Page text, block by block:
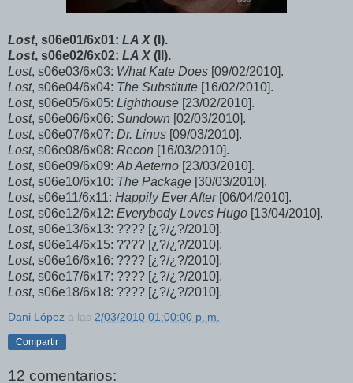
Lost, s06e01/6x01: LA X (I).
Lost, s06e02/6x02: LA X (II).
Lost, s06e03/6x03: What Kate Does [09/02/2010].
Lost, s06e04/6x04: The Substitute [16/02/2010].
Lost, s06e05/6x05: Lighthouse [23/02/2010].
Lost, s06e06/6x06: Sundown [02/03/2010].
Lost, s06e07/6x07: Dr. Linus [09/03/2010].
Lost, s06e08/6x08: Recon [16/03/2010].
Lost, s06e09/6x09: Ab Aeterno [23/03/2010].
Lost, s06e10/6x10: The Package [30/03/2010].
Lost, s06e11/6x11: Happily Ever After[06/04/2010].
Lost, s06e12/6x12: Everybody Loves Hugo [13/04/2010].
Lost, s06e13/6x13: ???? [¿?/¿?/2010].
Lost, s06e14/6x15: ???? [¿?/¿?/2010].
Lost, s06e16/6x16: ???? [¿?/¿?/2010].
Lost, s06e17/6x17: ???? [¿?/¿?/2010].
Lost, s06e18/6x18: ???? [¿?/¿?/2010].
Dani López a las 2/03/2010 01:00:00 p. m.
Compartir
12 comentarios: